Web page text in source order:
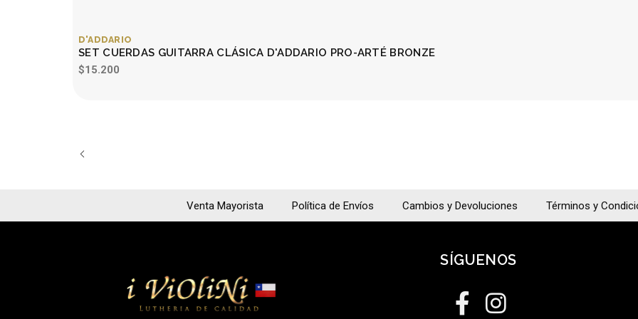
D'ADDARIO
SET CUERDAS GUITARRA CLÁSICA D'ADDARIO PRO-ARTÉ BRONZE
$15.200
Venta Mayorista Política de Envíos Cambios y Devoluciones Términos y
SÍGUENOS